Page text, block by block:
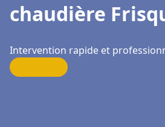
chaudière
Intervention rapide et